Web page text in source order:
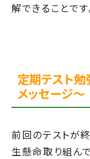
解できることです
定期テスト
メッセージ～
前回のテストが
生懸命取り組ん